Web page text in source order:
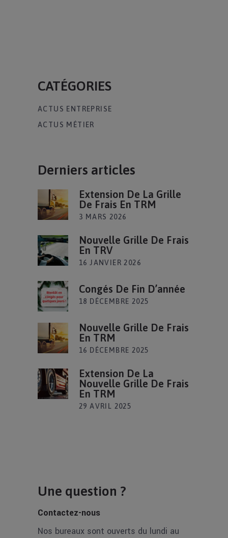
CATÉGORIES
ACTUS ENTREPRISE
ACTUS MÉTIER
Derniers articles
Extension De La Grille
De Frais En TRM
3 MARS 2026
Nouvelle Grille De Frais
En TRV
16 JANVIER 2026
Congés De Fin D’année
18 DÉCEMBRE 2025
Nouvelle Grille De Frais
En TRM
16 DÉCEMBRE 2025
Extension De La
Nouvelle Grille De Frais
En TRM
29 AVRIL 2025
Une question ?
Contactez-nous
Nos bureaux sont ouverts du lundi au